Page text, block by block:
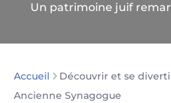
Un patrimoine juif
Accueil Découvrir et se
Ancienne Synagogue